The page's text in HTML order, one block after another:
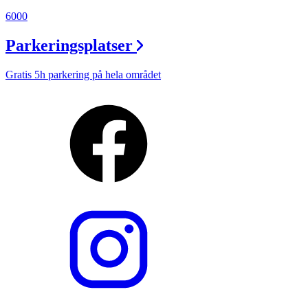
6000
Parkeringsplatser
Gratis 5h parkering på hela området